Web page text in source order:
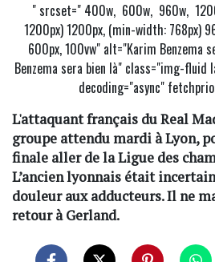
" srcset=" 400w, 600w, 960w,
1200px) 1200px, (min-width: 768px)
600px, 100vw" alt="Karim Benzema
Benzema sera bien là" class="img-fluid
decoding="async"
L'attaquant français du Real
groupe attendu mardi à Lyon,
finale aller de la Ligue des
L’ancien lyonnais était
douleur aux adducteurs. Il ne
retour à Gerland.